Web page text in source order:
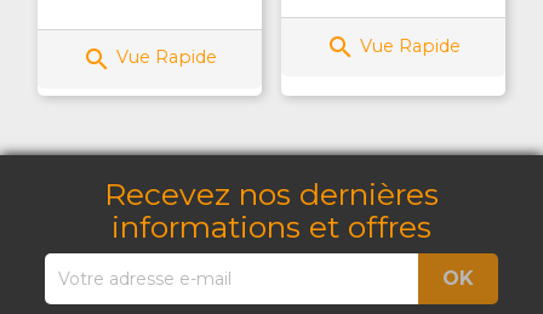
 Vue Rapide  Vue Rapide
Recevez nos dernières
informations et offres